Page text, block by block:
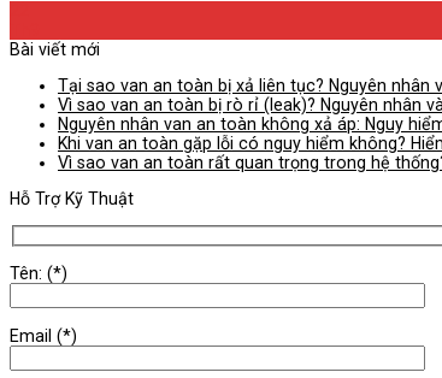
Bài viết mới
Tại sao van an toàn bị xả liên tục? Nguyên nhân
Vì sao van an toàn bị rò rỉ (leak)? Nguyên nhân
Nguyên nhân van an toàn không xả áp: Nguy
Khi van an toàn gặp lỗi có nguy hiểm không?
Vì sao van an toàn rất quan trọng trong hệ
Hỗ Trợ Kỹ Thuật
Tên: (*)
Email (*)